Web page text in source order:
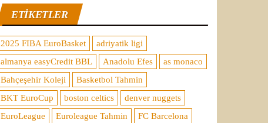
ETIKETLER
2025 FIBA EuroBasket
adriyatik ligi
almanya easyCredit BBL
Anadolu Efes
as monaco
Bahçeşehir Koleji
Basketbol Tahmin
BKT EuroCup
boston celtics
denver nuggets
EuroLeague
Euroleague Tahmin
FC Barcelona